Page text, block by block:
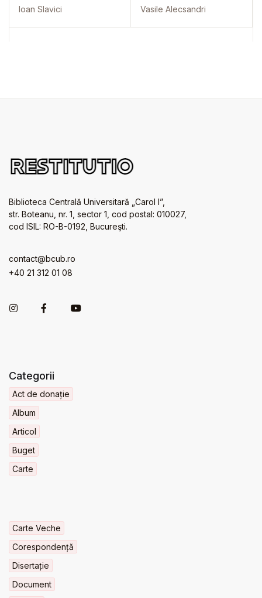
Ioan Slavici Vasile Alecsandri
Biblioteca Centrală Universitară „Carol I”,
str. Boteanu, nr. 1, sector 1, cod postal: 010027,
cod ISIL: RO-B-0192, Bucureşti.
contact@bcub.ro
+40 21 312 01 08
Categorii
Act de donație
Album
Articol
Buget
Carte
Carte Veche
Corespondență
Disertație
Document